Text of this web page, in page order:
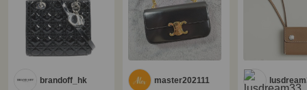
brandoff_hk master202111